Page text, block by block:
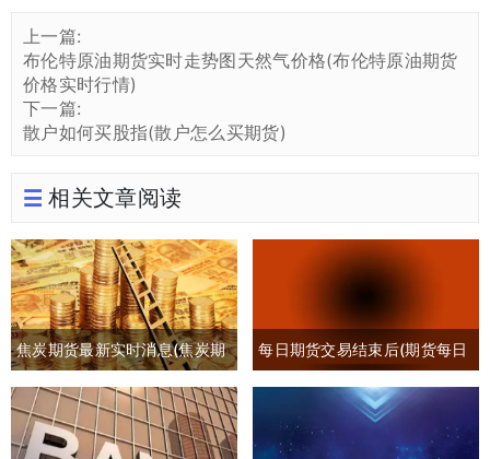
上一篇:
布伦特原油期货实时走势图天然气价格(布伦特原油期货
价格实时行情)
下一篇:
散户如何买股指(散户怎么买期货)
相关文章阅读
焦炭期货最新实时消息(焦炭期
货最新行情分析)
每日期货交易结束后(期货每日
交易时间)